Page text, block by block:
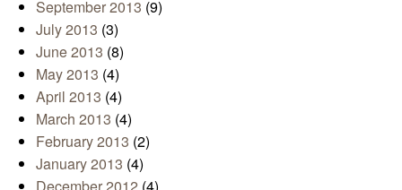
September 2013 (9)
July 2013 (3)
June 2013 (8)
May 2013 (4)
April 2013 (4)
March 2013 (4)
February 2013 (2)
January 2013 (4)